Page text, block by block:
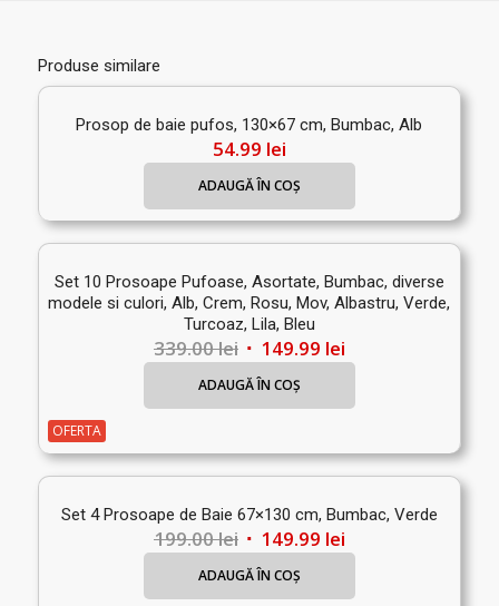
Produse similare
Prosop de baie pufos, 130×67 cm, Bumbac, Alb
54.99 lei
ADAUGĂ ÎN COȘ
Set 10 Prosoape Pufoase, Asortate, Bumbac, diverse
modele si culori, Alb, Crem, Rosu, Mov, Albastru, Verde,
Turcoaz, Lila, Bleu
339.00lei Prețul
inițial
339.00 lei.
149.99 leiPrețul
curent
este:
ADAUGĂ ÎN COȘ
OFERTA
Set 4 Prosoape de Baie 67×130 cm, Bumbac, Verde
199.00lei Prețul
inițial
149.99 leiPrețul
curent
este:
ADAUGĂ ÎN COȘ